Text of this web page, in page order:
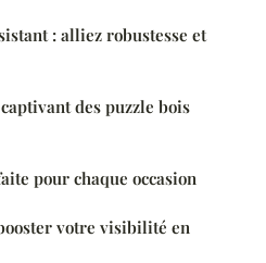
: alliez robustesse et
des puzzle bois
pour chaque occasion
votre visibilité en